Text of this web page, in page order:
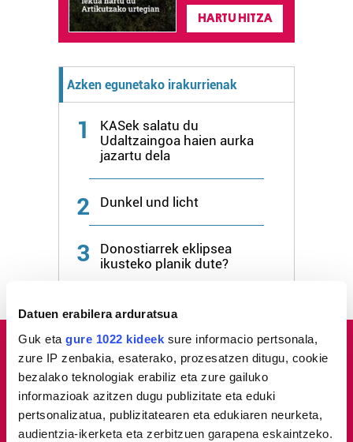
Datuen erabilera arduratsua
Guk eta gure 1022 kideek sure informacio pertsonala,
zure IP zenbakia, esaterako, prozesatzen ditugu, cookie
bezalako teknologiak erabiliz eta zure gailuko
informazioak azitzen dugu publizitate eta eduki
pertsonalizatua, publizitatearen eta edukiaren neurketa,
audientzia-ikerketa eta zerbitzuen garapena eskaintzeko.
HARTU HITZA
Azken egunetako irakurrienak
1
KASek salatu du
Udaltzaingoa haien aurka
jazartu dela
2 Dunkel und licht
3
Donostiarrek eklipsea
ikusteko planik dute?